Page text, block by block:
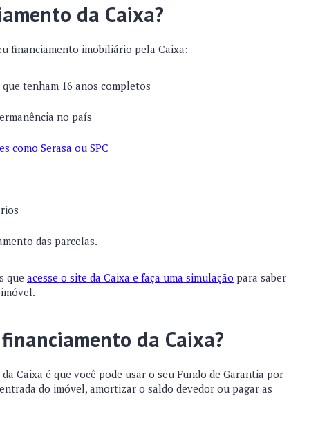
da Caixa?
financiamento imobiliário pela Caixa:
tenham 16 anos completos
no país
como Serasa ou SPC
das parcelas.
que acesse o site da Caixa e faça uma simulação para saber
da Caixa?
Caixa é que você pode usar o seu Fundo de Garantia por
do imóvel, amortizar o saldo devedor ou pagar as